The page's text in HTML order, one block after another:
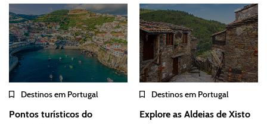
Destinos em Portugal
Pontos turísticos do
Destinos em Portugal
Explore as Aldeias de Xisto